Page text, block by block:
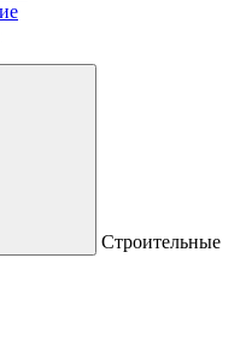
Строительные